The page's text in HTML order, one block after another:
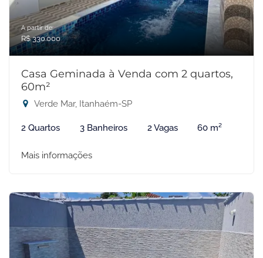
A partir de:
R$ 330.000
Casa Geminada à Venda com 2 quartos,
60m²
Verde Mar, Itanhaém-SP
2 Quartos 3 Banheiros 2 Vagas 60 m²
Mais informações